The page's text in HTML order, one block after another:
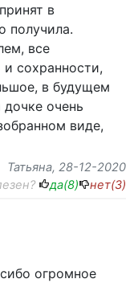
в
получила.
все
сохранности,
в будущем
очень
виде,
Татьяна, 28-12-2020
да(8) нет(3)
огромное